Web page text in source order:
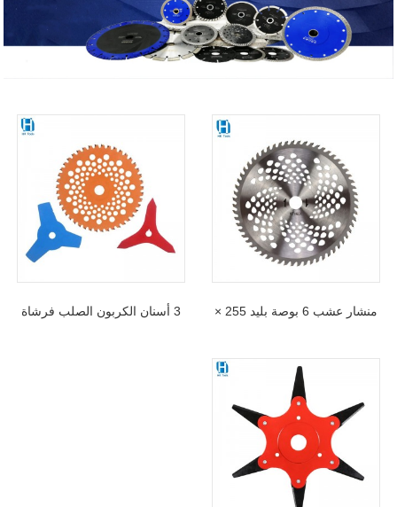
منشار عشب 6 بوصة بليد 255 ×
للحديقة
3 أسنان الكربون الصلب فرشاة